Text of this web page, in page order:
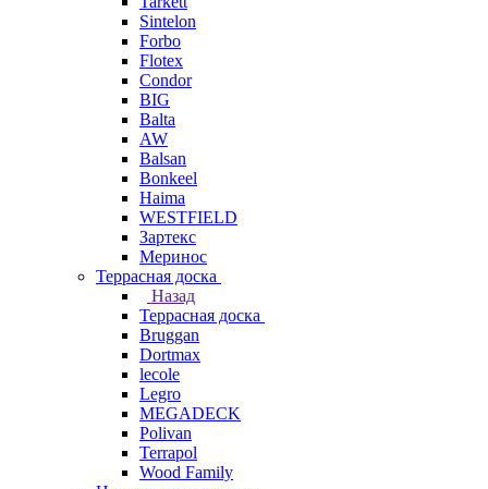
Sintelon
Forbo
Flotex
Condor
BIG
Balta
AW
Balsan
Bonkeel
Haima
WESTFIELD
Зартекс
Меринос
Террасная доска
Назад
Террасная доска
Bruggan
Dortmax
lecole
Legro
MEGADECK
Polivan
Terrapol
Wood Family